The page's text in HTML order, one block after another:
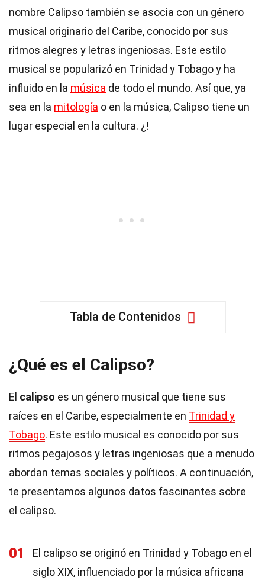
nombre Calipso también se asocia con un género
musical originario del Caribe, conocido por sus
ritmos alegres y letras ingeniosas. Este estilo
musical se popularizó en Trinidad y Tobago y ha
influido en la música de todo el mundo. Así que, ya
sea en la mitología o en la música, Calipso tiene un
lugar especial en la cultura. ¿!
Tabla de Contenidos
¿Qué es el Calipso?
El calipso es un género musical que tiene sus
raíces en el Caribe, especialmente en Trinidad y
Tobago. Este estilo musical es conocido por sus
ritmos pegajosos y letras ingeniosas que a menudo
abordan temas sociales y políticos. A continuación,
te presentamos algunos datos fascinantes sobre
el calipso.
01
El calipso se originó en Trinidad y Tobago en el
siglo XIX, influenciado por la música africana